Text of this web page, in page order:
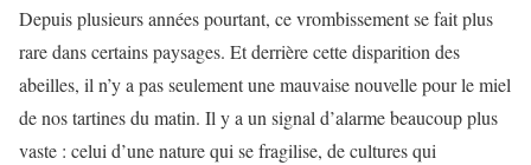
Depuis plusieurs années pourtant, ce vrombissement se fait plus
rare dans certains paysages. Et derrière cette disparition des
abeilles, il n’y a pas seulement une mauvaise nouvelle pour le miel
de nos tartines du matin. Il y a un signal d’alarme beaucoup plus
vaste : celui d’une nature qui se fragilise, de cultures qui